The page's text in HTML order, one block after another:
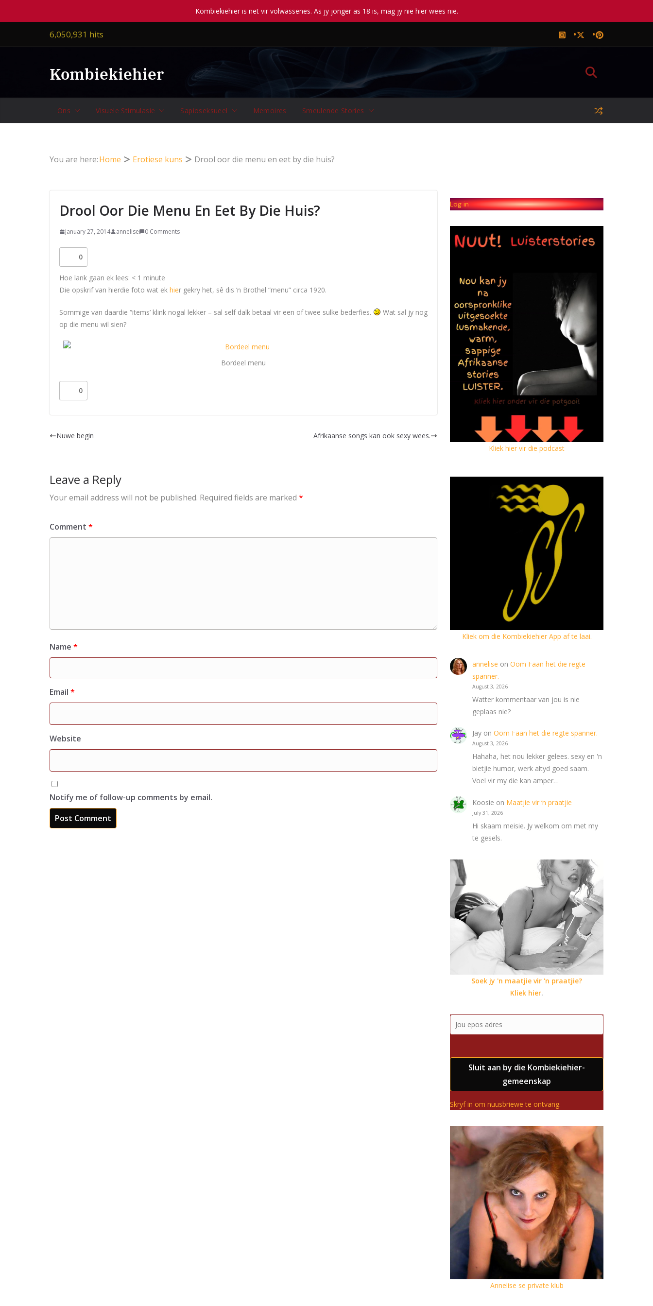
Kombiekiehier is net vir volwassenes. As jy jonger as 18 is, mag jy nie hier wees nie.
6,050,931 hits
Kombiekiehier
Ons Visuele Stimulasie Sapioseksueel Memoires Smeulende Stories
You are here:Home Erotiese kuns Drool oor die menu en eet by die huis?
Drool Oor Die Menu En Eet By Die Huis?
January 27, 2014 annelise 0 Comments
0
Hoe lank gaan ek lees: < 1 minute
Die opskrif van hierdie foto wat ek hier gekry het, sê dis ‘n Brothel “menu” circa 1920.
Sommige van daardie “items’ klink nogal lekker – sal self dalk betaal vir een of twee sulke bederfies.
Wat sal jy nog
op die menu wil sien?
Bordeel menu
0
Nuwe begin Afrikaanse songs kan ook sexy wees.
Leave a Reply
Your email address will not be published. Required fields are marked *
Comment *
Name *
Email *
Website
Notify me of follow-up comments by email.
Log in
Kliek hier vir die podcast
Kliek om die Kombiekiehier App af te laai.
annelise on Oom Faan het die regte
spanner.
August 3, 2026
Watter kommentaar van jou is nie
geplaas nie?
Jayon Oom Faan het die regte spanner.
August 3, 2026
Hahaha, het nou lekker gelees. sexy en 'n
bietjie humor, werk altyd goed saam.
Voel vir my die kan amper…
Koosie on Maatjie vir ‘n praatjie
July 31, 2026
Hi skaam meisie. Jy welkom om met my
te gesels.
Soek jy 'n maatjie vir 'n praatjie?
Kliek hier.
Sluit aan by die Kombiekiehier-
gemeenskap
Skryf in om nuusbriewe te ontvang.
Annelise se private klub